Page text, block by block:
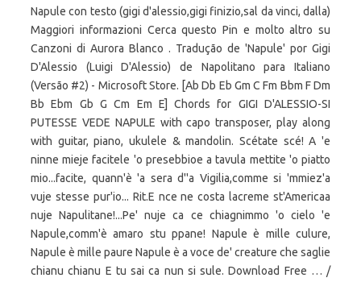
Napule con testo (gigi d'alessio,gigi finizio,sal da vinci, dalla)
Maggiori informazioni Cerca questo Pin e molto altro su
Canzoni di Aurora Blanco . Tradução de 'Napule' por Gigi
D'Alessio (Luigi D'Alessio) de Napolitano para Italiano
(Versão #2) - Microsoft Store. [Ab Db Eb Gm C Fm Bbm F Dm
Bb Ebm Gb G Cm Em E] Chords for GIGI D'ALESSIO-SI
PUTESSE VEDE NAPULE with capo transposer, play along
with guitar, piano, ukulele & mandolin. Scétate scé! A 'e
ninne mieje facitele 'o presebbioe a tavula mettite 'o piatto
mio...facite, quann'è 'a sera d''a Vigilia,comme si 'mmiez'a
vuje stesse pur'io... Rit.E nce ne costa lacreme st'Americaa
nuje Napulitane!...Pe' nuje ca ce chiagnimmo 'o cielo 'e
Napule,comm'è amaro stu ppane! Napule è mille culure,
Napule è mille paure Napule è a voce de' creature che saglie
chianu chianu E tu sai ca nun si sule. Download Free … /